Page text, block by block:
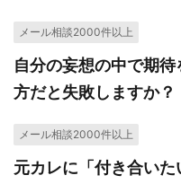
メール相談2000件以上
自分の妄想の中で期
方だと失敗しますか？
メール相談2000件以上
元カレに「付き合い